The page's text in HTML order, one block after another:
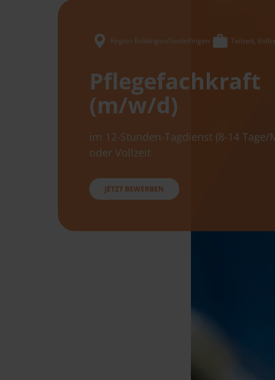
Region Böblingen/Sindelfingen Teilzeit,
Pflegefachkraft
(m/w/d)
im 12-Stunden-Tagdienst (8-14 Tage/
oder Vollzeit
JETZT BEWERBEN